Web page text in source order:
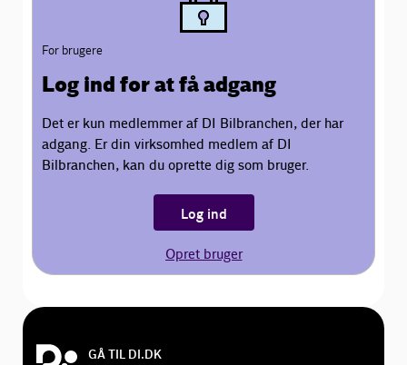
For brugere
Log ind for at få adgang
Det er kun medlemmer af DI Bilbranchen, der har
adgang. Er din virksomhed medlem af DI
Bilbranchen, kan du oprette dig som bruger.
Log ind
Opret bruger
GÅ TIL DI.DK